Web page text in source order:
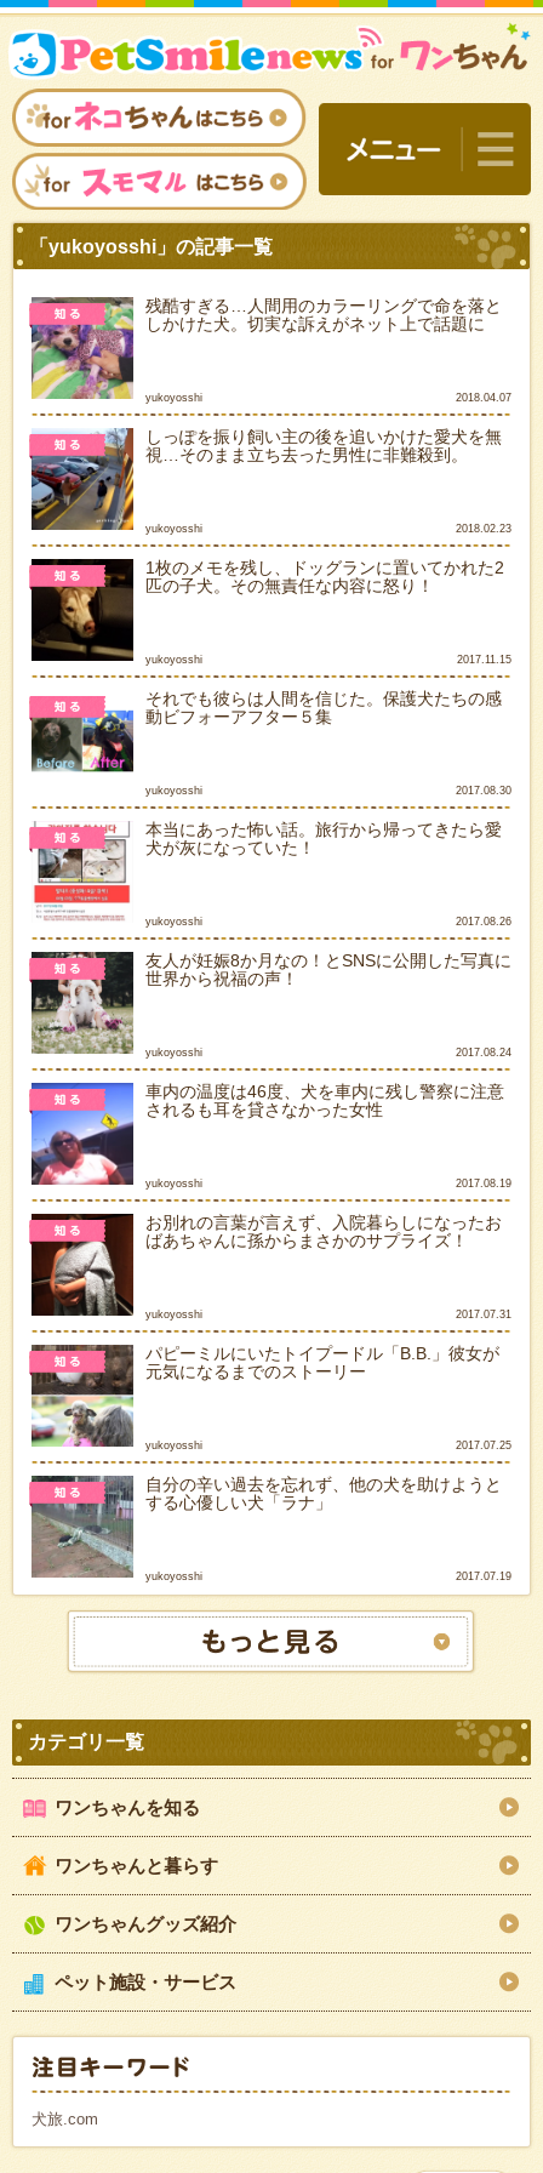
「yukoyosshi」の記事一
残酷すぎる…人間用のカラーリングで命を落と
しかけた犬。切実な訴えがネット上で話題に
yukoyosshi 2018.04.07
しっぽを振り飼い主の後を追いかけた愛犬を無
視…そのまま立ち去った男性に非難殺到。
yukoyosshi 2018.02.23
1枚のメモを残し、ドッグランに置いてかれた2
匹の子犬。その無責任な内容に怒り！
yukoyosshi 2017.11.15
それでも彼らは人間を信じた。保護犬たちの感
動ビフォーアフター５集
yukoyosshi 2017.08.30
本当にあった怖い話。旅行から帰ってきたら愛
犬が灰になっていた！
yukoyosshi 2017.08.26
友人が妊娠8か月なの！とSNSに公開した写真に
世界から祝福の声！
yukoyosshi 2017.08.24
車内の温度は46度、犬を車内に残し警察に注意
されるも耳を貸さなかった女性
yukoyosshi 2017.08.19
お別れの言葉が言えず、入院暮らしになったお
ばあちゃんに孫からまさかのサプライズ！
yukoyosshi 2017.07.31
パピーミルにいたトイプードル「B.B.」彼女が
元気になるまでのストーリー
yukoyosshi 2017.07.25
自分の辛い過去を忘れず、他の犬を助けようと
する心優しい犬「ラナ」
yukoyosshi 2017.07.19
ワンちゃんを知る
ワンちゃんと暮らす
ワンちゃんグッズ紹介
ペット施設・サービス
犬旅.com